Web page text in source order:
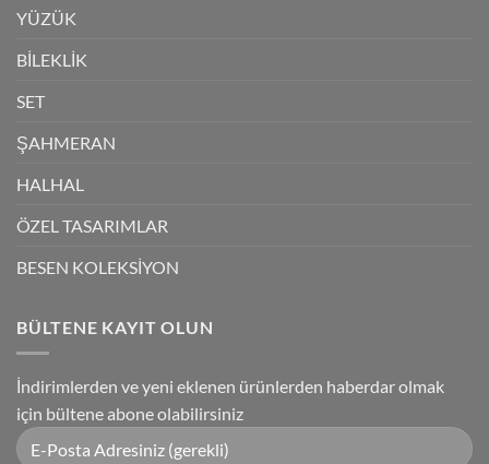
YÜZÜK
BİLEKLİK
SET
ŞAHMERAN
HALHAL
ÖZEL TASARIMLAR
BESEN KOLEKSİYON
BÜLTENE KAYIT OLUN
İndirimlerden ve yeni eklenen ürünlerden haberdar olmak
için bültene abone olabilirsiniz